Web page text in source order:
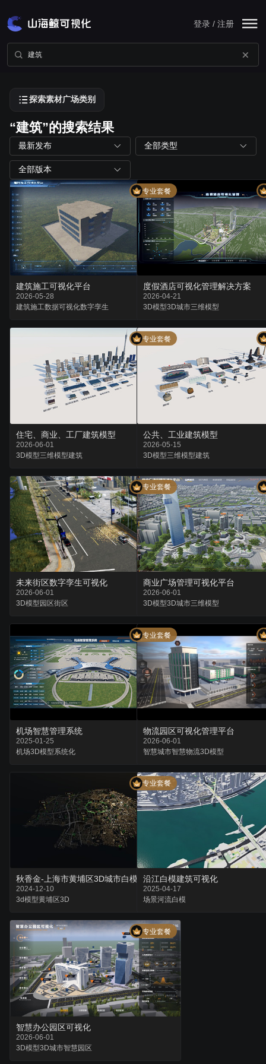
登录 / 注册
探索素材广场类别
“建筑”的搜索结果
最新发布 全部类型
全部版本
专业套餐
建筑施工可视化平台
2026-05-28
建筑施工数据可视化数字孪生
度假酒店可视化管理解决方案
2026-04-21
3D模型3D城市三维模型
专业套餐
住宅、商业、工厂建筑模型
2026-06-01
3D模型三维模型建筑
公共、工业建筑模型
2026-05-15
3D模型三维模型建筑
专业套餐
未来街区数字孪生可视化
2026-06-01
3D模型 园区街区
商业广场管理可视化平台
2026-06-01
3D模型3D城市三维模型
专业套餐
机场智慧管理系统
2025-01-25
机场3D模型系统化
物流园区可视化管理平台
2026-06-01
智慧城市智慧物流3D模型
专业套餐
秋香金-上海市黄埔区3D城市白模
2024-12-10
3d模型黄埔区3D
沿江白模建筑可视化
2025-04-17
场景河流白模
专业套餐
智慧办公园区可视化
2026-06-01
3D模型3D城市智慧园区